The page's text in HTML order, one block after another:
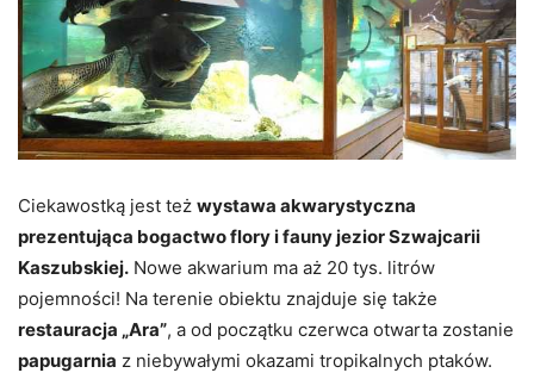
Ciekawostką jest też wystawa akwarystyczna
prezentująca bogactwo flory i fauny jezior Szwajcarii
Kaszubskiej. Nowe akwarium ma aż 20 tys. litrów
pojemności! Na terenie obiektu znajduje się także
restauracja „Ara”, a od początku czerwca otwarta zostanie
papugarnia z niebywałymi okazami tropikalnych ptaków.